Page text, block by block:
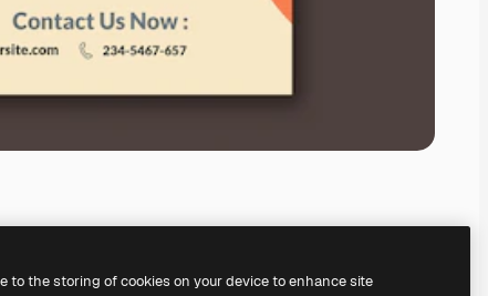
to the storing of cookies on your device to enhance site